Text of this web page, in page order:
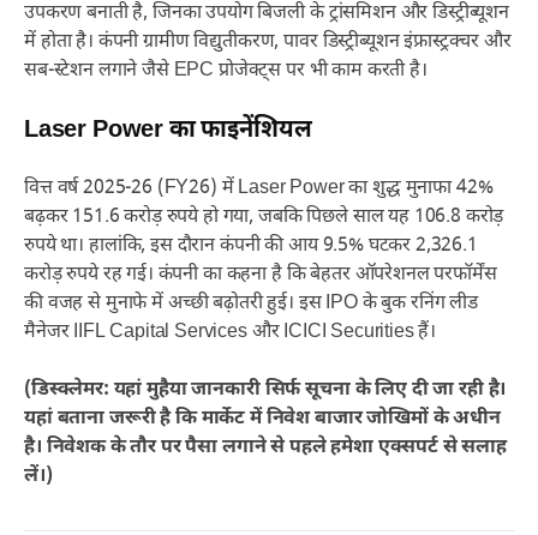
उपकरण बनाती है, जिनका उपयोग बिजली के ट्रांसमिशन और डिस्ट्रीब्यूशन
में होता है। कंपनी ग्रामीण विद्युतीकरण, पावर डिस्ट्रीब्यूशन इंफ्रास्ट्रक्चर और
सब-स्टेशन लगाने जैसे EPC प्रोजेक्ट्स पर भी काम करती है।
Laser Power का फाइनेंशियल
वित्त वर्ष 2025-26 (FY26) में Laser Power का शुद्ध मुनाफा 42%
बढ़कर 151.6 करोड़ रुपये हो गया, जबकि पिछले साल यह 106.8 करोड़
रुपये था। हालांकि, इस दौरान कंपनी की आय 9.5% घटकर 2,326.1
करोड़ रुपये रह गई। कंपनी का कहना है कि बेहतर ऑपरेशनल परफॉर्मेंस
की वजह से मुनाफे में अच्छी बढ़ोतरी हुई। इस IPO के बुक रनिंग लीड
मैनेजर IIFL Capital Services और ICICI Securities हैं।
(डिस्क्लेमर: यहां मुहैया जानकारी सिर्फ सूचना के लिए दी जा रही है।
यहां बताना जरूरी है कि मार्केट में निवेश बाजार जोखिमों के अधीन
है। निवेशक के तौर पर पैसा लगाने से पहले हमेशा एक्सपर्ट से सलाह
लें।)